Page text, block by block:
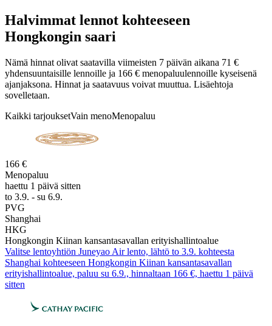
Halvimmat lennot kohteeseen
Hongkongin saari
Nämä hinnat olivat saatavilla viimeisten 7 päivän aikana 71 €
yhdensuuntaisille lennoille ja 166 € menopaluulennoille kyseisenä
ajanjaksona. Hinnat ja saatavuus voivat muuttua. Lisäehtoja
sovelletaan.
Kaikki tarjouksetVain menoMenopaluu
166 €
Menopaluu
haettu 1 päivä sitten
to 3.9. - su 6.9.
PVG
Shanghai
HKG
Hongkongin Kiinan kansantasavallan erityishallintoalue
Valitse lentoyhtiön Juneyao Air lento, lähtö to 3.9. kohteesta
Shanghai kohteeseen Hongkongin Kiinan kansantasavallan
erityishallintoalue, paluu su 6.9., hinnaltaan 166 €, haettu 1 päivä
sitten